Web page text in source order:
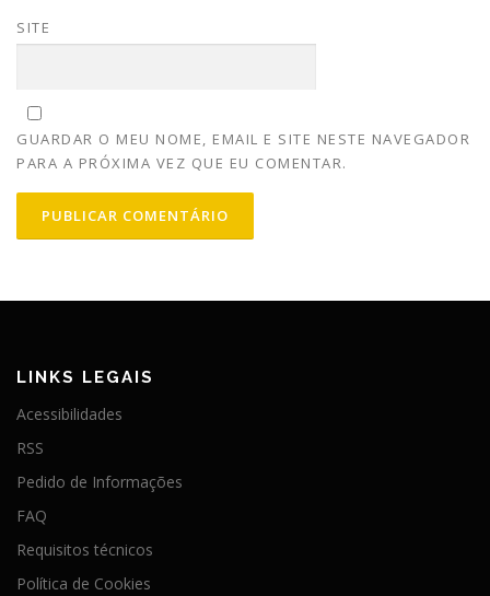
SITE
GUARDAR O MEU NOME, EMAIL E SITE NESTE NAVEGADOR
PARA A PRÓXIMA VEZ QUE EU COMENTAR.
LINKS LEGAIS
Acessibilidades
RSS
Pedido de Informações
FAQ
Requisitos técnicos
Política de Cookies